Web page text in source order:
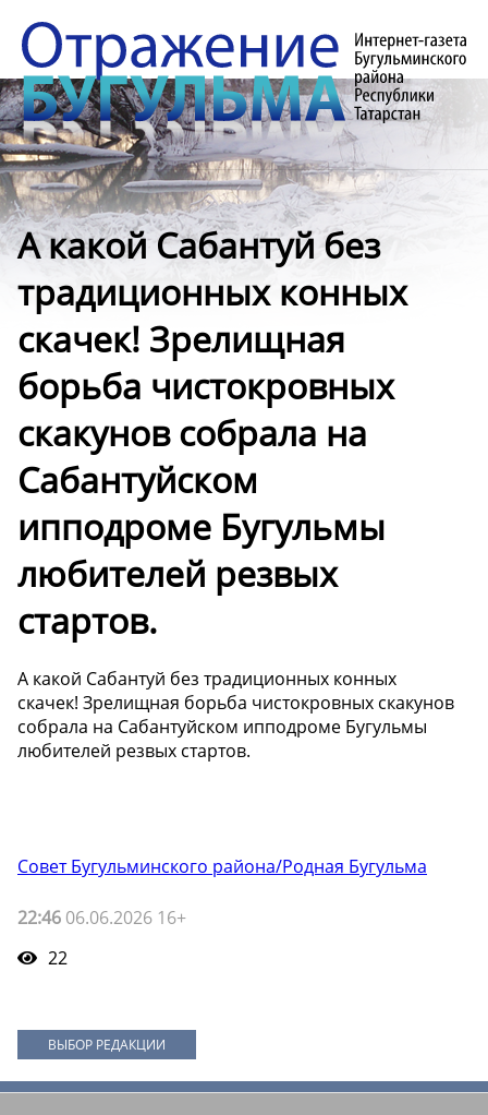
А какой Сабантуй без
традиционных конных
скачек! Зрелищная
борьба чистокровных
скакунов собрала на
Сабантуйском
ипподроме Бугульмы
любителей резвых
стартов.
А какой Сабантуй без традиционных конных
скачек! Зрелищная борьба чистокровных скакунов
собрала на Сабантуйском ипподроме Бугульмы
любителей резвых стартов.
Совет Бугульминского района/Родная Бугульма
22:46 06.06.2026 16+
22
ВЫБОР РЕДАКЦИИ